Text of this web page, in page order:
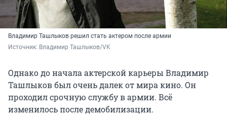
Владимир Ташлыков решил стать актером после армии
Источник: Владимир Ташлыков/VK
Однако до начала актерской карьеры Владимир
Ташлыков был очень далек от мира кино. Он
проходил срочную службу в армии. Всё
изменилось после демобилизации.